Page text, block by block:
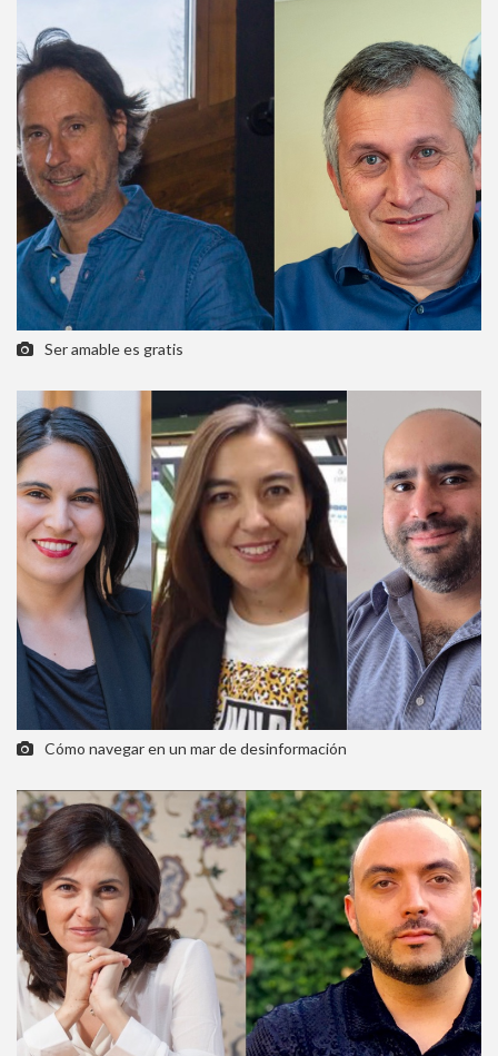
Ser amable es gratis
Cómo navegar en un mar de desinformación